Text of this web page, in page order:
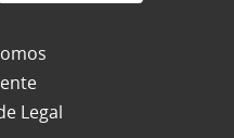
Legal